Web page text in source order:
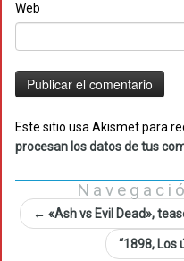
Web
Este sitio usa Akismet para
procesan los datos de tus
← «Ash vs Evil Dead»,
“1898, Los